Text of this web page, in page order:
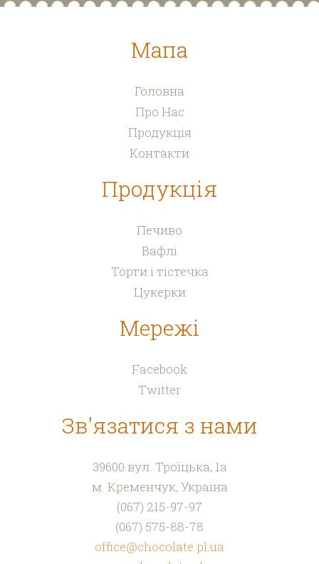
Мапа
Головна
Про Нас
Продукція
Контакти
Продукція
Печиво
Вафлі
Торти і тістечка
Цукерки
Мережі
Facebook
Twitter
Зв'язатися з нами
39600 вул. Троїцька, 1а
м. Кременчук, Україна
(067) 215-97-97
(067) 575-88-78
office@chocolate.pl.ua